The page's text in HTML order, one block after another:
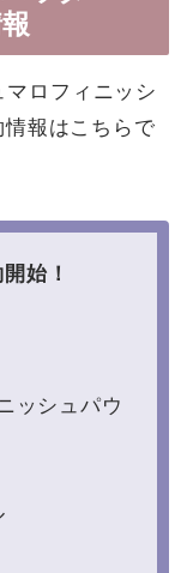
ロフィニッシ
報はこちらで
始！
ッシュパウ